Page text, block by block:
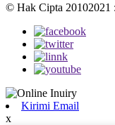
© Hak Cipta 20102021
Kirimi Email
x